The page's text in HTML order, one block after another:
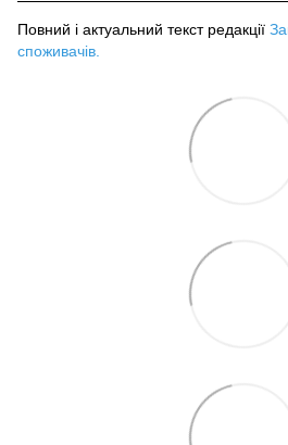
Повний і актуальний текст редакції
споживачів